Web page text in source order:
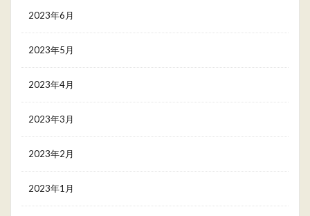
2023年6月
2023年5月
2023年4月
2023年3月
2023年2月
2023年1月